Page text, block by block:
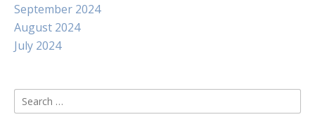
September 2024
August 2024
July 2024
Search
for: